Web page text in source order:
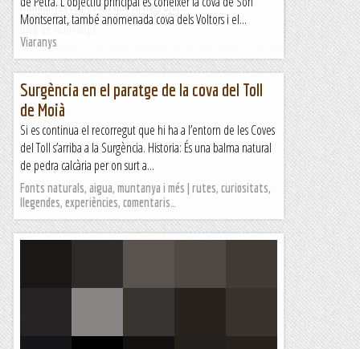
muntanyes veïnes fan que hi hagi una...
Blog de muntanya
Montserrat, també anomenada cova dels Voltors i el...
Viaranys
Surgència en el paratge de la cova del Toll
de Moià
Si es continua el recorregut que hi ha a l’entorn de les Coves
del Toll s’arriba a la Surgència. Historia: És una balma natural
de pedra calcària per on surt a...
Fonts naturals, aigua, muntanya i més | rutes, curiositats,
llegendes, experiències, comentaris…